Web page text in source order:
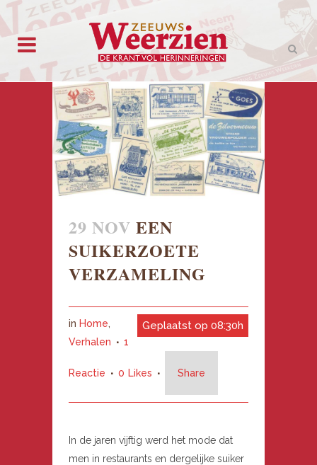
29 NOV EEN
SUIKERZOETE
VERZAMELING
Geplaatst op 08:30h
in Home,
Verhalen
1
Reactie 0 Likes Share
In de jaren vijftig werd het mode dat
men in restaurants en dergelijke suiker